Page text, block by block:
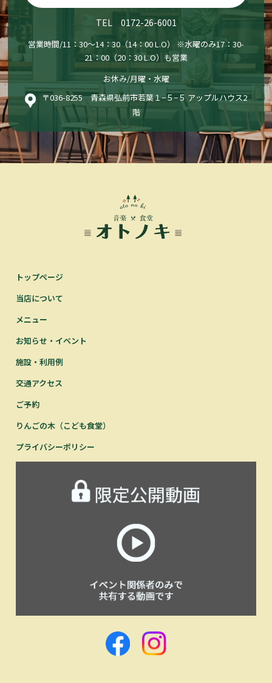
TEL 0172-26-6001
営業時間/11：30〜14：30（14：00 L.O） ※水曜のみ17：30-
21：00（20：30 L.O）も営業
お休み/月曜・水曜
〒036-8255 青森県弘前市若葉１−５−５ アップルハウス2
階
トップページ
当店について
メニュー
お知らせ・イベント
施設・利用例
交通アクセス
ご予約
りんごの木（こども食堂）
プライバシーポリシー